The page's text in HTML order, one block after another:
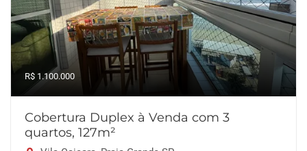
R$ 1.100.000
Cobertura Duplex à Venda com 3
quartos, 127m²